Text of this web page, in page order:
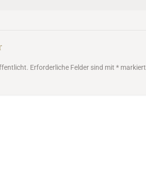
Erforderliche Felder sind mit* markiert